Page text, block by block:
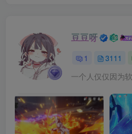
豆豆呀
1 3111